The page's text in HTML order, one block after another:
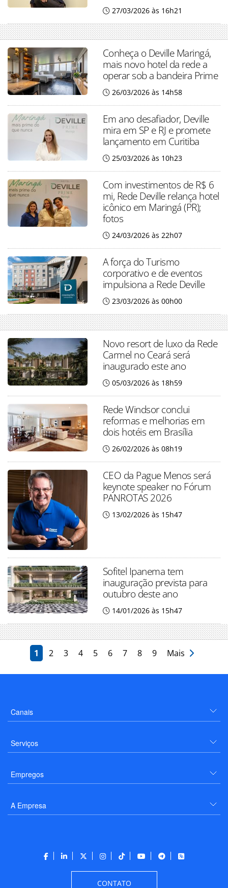
27/03/2026 às 16h21
Conheça o Deville Maringá,
mais novo hotel da rede a
operar sob a bandeira Prime
26/03/2026 às 14h58
Em ano desafiador, Deville
mira em SP e RJ e promete
lançamento em Curitiba
25/03/2026 às 10h23
Com investimentos de R$ 6
mi, Rede Deville relança hotel
icônico em Maringá (PR);
fotos
24/03/2026 às 22h07
A força do Turismo
corporativo e de eventos
impulsiona a Rede Deville
23/03/2026 às 00h00
Novo resort de luxo da Rede
Carmel no Ceará será
inaugurado este ano
05/03/2026 às 18h59
Rede Windsor conclui
reformas e melhorias em
dois hotéis em Brasília
26/02/2026 às 08h19
CEO da Pague Menos será
keynote speaker no Fórum
PANROTAS 2026
13/02/2026 às 15h47
Sofitel Ipanema tem
inauguração prevista para
outubro deste ano
14/01/2026 às 15h47
1 2 3 4 5 6 7 8 9 Mais
Canais
Serviços
Empregos
A Empresa
CONTATO